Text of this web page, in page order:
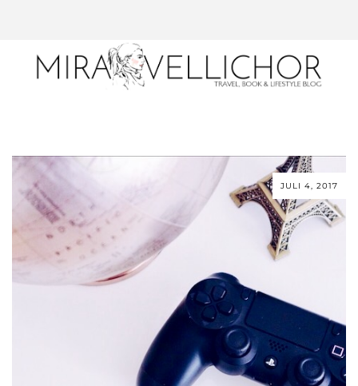
JULI 4, 2017